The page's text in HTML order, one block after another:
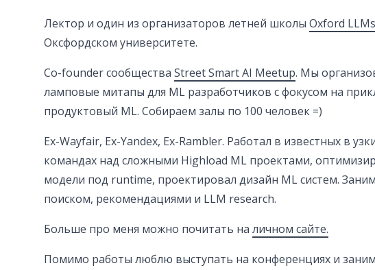
Лектор и один из организаторов летней школы Oxford LLMs
Оксфордском университете.
Co-founder сообщества Street Smart AI Meetup. Мы
ламповые митапы для ML разработчиков с фокусом на
продуктовый ML. Собираем залы по 100 человек =)
Ex-Wayfair, Ex-Yandex, Ex-Rambler. Работал в известных в
командах над сложными Highload ML проектами,
модели под runtime, проектировал дизайн ML систем.
поиском, рекомендациями и LLM research.
Больше про меня можно почитать на личном сайте.
Помимо работы люблю выступать на конференциях и